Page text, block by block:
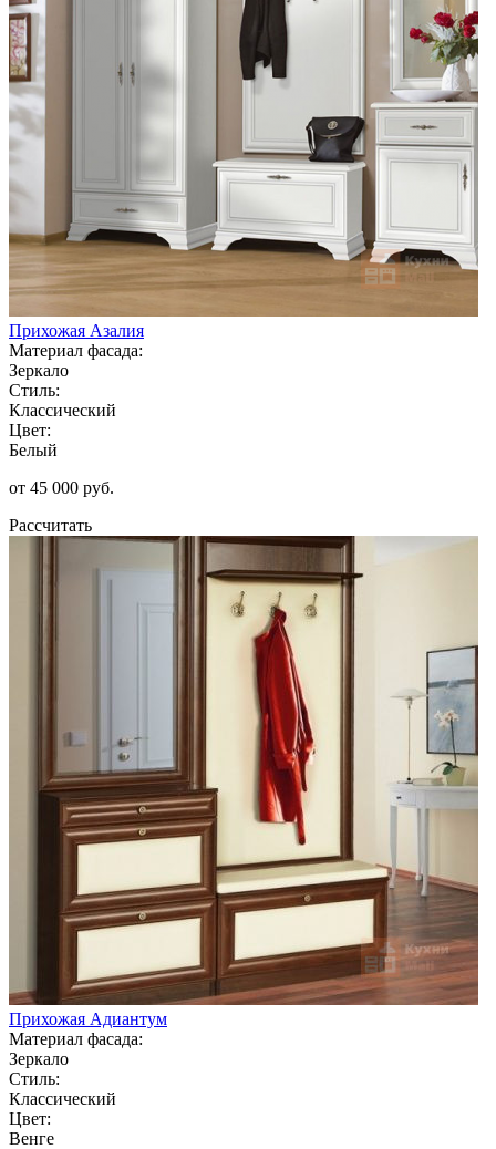
Прихожая Азалия
Материал фасада:
Зеркало
Стиль:
Классический
Цвет:
Белый
от 45 000 руб.
Рассчитать
Прихожая Адиантум
Материал фасада:
Зеркало
Стиль:
Классический
Цвет:
Венге